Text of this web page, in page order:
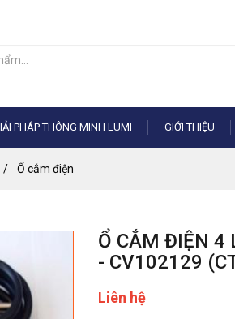
PHÁP THÔNG MINH LUMI GIỚI THIỆU
Ổ cắm điện
Ổ CẮM ĐIỆN 4
- CV102129 (
Liên hệ